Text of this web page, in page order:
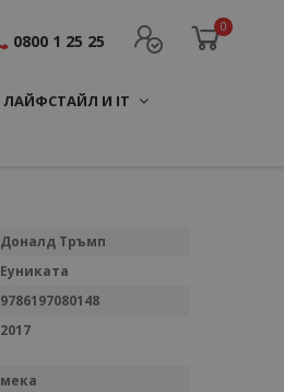
0
0800 1 25 25
ЛАЙФСТАЙЛ И IT
Доналд Тръмп
Еуниката
9786197080148
2017
мека